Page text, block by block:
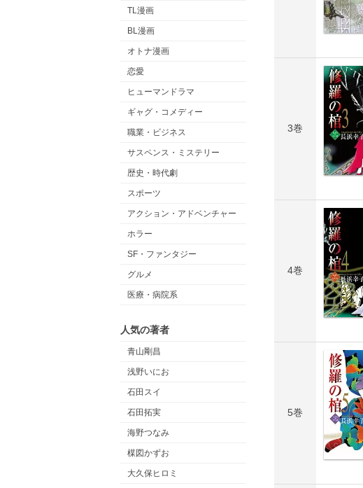
TL漫画
BL漫画
オトナ漫画
恋愛
ヒューマンドラマ
ギャグ・コメディー
職業・ビジネス
サスペンス・ミステリー
歴史・時代劇
スポーツ
アクション・アドベンチャー
ホラー
SF・ファンタジー
グルメ
医療・病院系
人気の著者
青山剛昌
浅野いにお
石田スイ
石田拓実
海野つなみ
楳図かずお
大久保ヒロミ
3巻
4巻
5巻